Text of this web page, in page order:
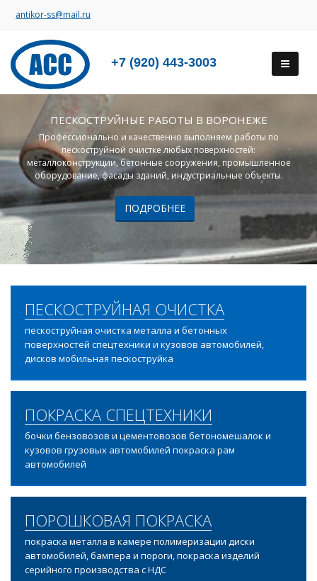
antikor-ss@mail.ru
+7 (920) 443-3003
ПЕСКОСТРУЙНЫЕ РАБОТЫ В ВОРОНЕЖЕ
Профессионально и качественно выполняем работы по
пескоструйной очистке любых поверхностей:
металлоконструкции, бетонные сооружения, промышленное
оборудование, фасады зданий, индустриальные объекты.
ПОДРОБНЕЕ
ПЕСКОСТРУЙНАЯ ОЧИСТКА
пескоструйная очистка металла и бетонных
поверхностей спецтехники и кузовов автомобилей,
дисков мобильная пескоструйка
ПОКРАСКА СПЕЦТЕХНИКИ
бочки бензовозов и цементовозов бетономешалок и
кузовов грузовых автомобилей покраска рам
автомобилей
ПОРОШКОВАЯ ПОКРАСКА
покраска металла в камере полимеризации диски
автомобилей, бампера и пороги, покраска изделий
серийного производства с НДС